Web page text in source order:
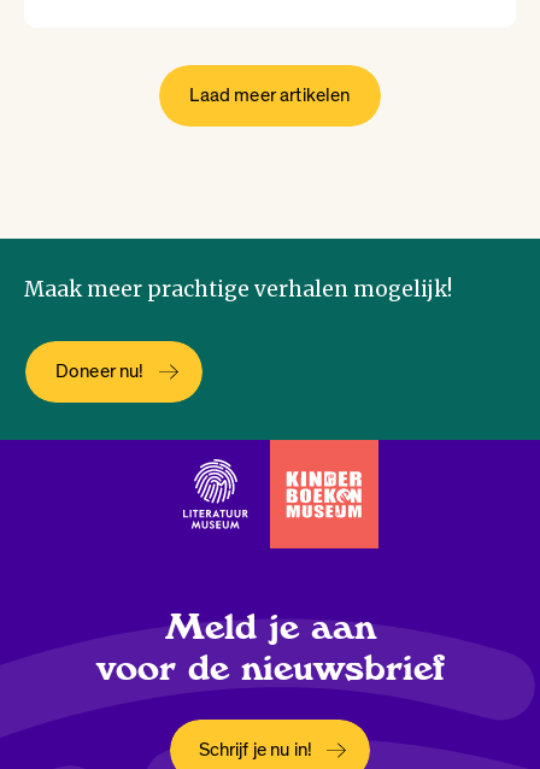
Laad meer artikelen
Maak meer prachtige verhalen mogelijk!
Doneer nu!
Meld je aan
voor de nieuwsbrief
Opent in een nieuw tabblad
Schrijf je nu in!